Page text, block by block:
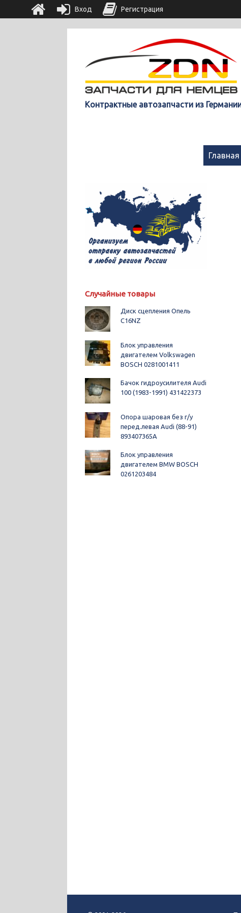
Контрактные автозапчасти из
Главная
Случайные товары
Диск сцепления Опель
C16NZ
Блок управления
двигателем Volkswagen
BOSCH 0281001411
Бачок гидроусилителя Audi
100 (1983-1991) 431422373
Опора шаровая без г/у
перед.левая Audi (88-91)
893407365A
Блок управления
двигателем BMW BOSCH
0261203484
Вход Регистрация